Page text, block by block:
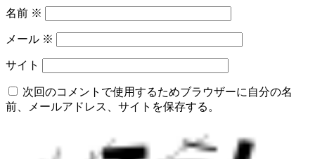
名前 ※
メール ※
サイト
次回のコメントで使用するためブラウザーに自分の名
前、メールアドレス、サイトを保存する。